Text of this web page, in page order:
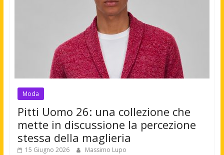
Moda
Pitti Uomo 26: una collezione che
mette in discussione la percezione
stessa della maglieria
15 Giugno 2026 Massimo Lupo